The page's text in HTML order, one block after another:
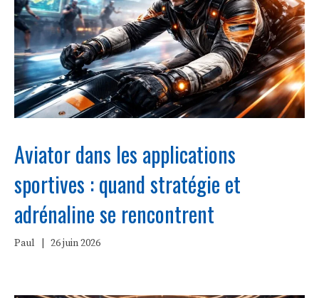
Aviator dans les applications
sportives : quand stratégie et
adrénaline se rencontrent
Paul 26 juin 2026